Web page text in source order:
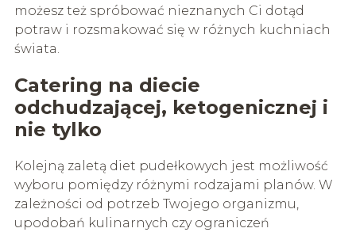
możesz też spróbować nieznanych Ci dotąd
potraw i rozsmakować się w różnych kuchniach
świata.
Catering na diecie
odchudzającej, ketogenicznej i
nie tylko
Kolejną zaletą diet pudełkowych jest możliwość
wyboru pomiędzy różnymi rodzajami planów. W
zależności od potrzeb Twojego organizmu,
upodobań kulinarnych czy ograniczeń